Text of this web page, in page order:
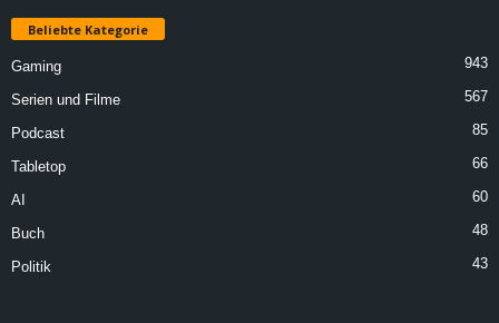
Beliebte Kategorie
Gaming 943
Serien und Filme 567
Podcast 85
Tabletop 66
AI 60
Buch 48
Politik 43